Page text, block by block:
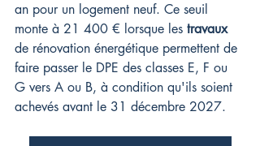
an pour un logement neuf. Ce seuil
monte à 21 400 € lorsque les travaux
de rénovation énergétique permettent de
faire passer le DPE des classes E, F ou
G vers A ou B, à condition qu'ils soient
achevés avant le 31 décembre 2027.